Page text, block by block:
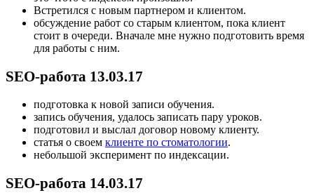
Встретился с новым партнером и клиентом.
обсуждение работ со старым клиентом, пока клиент
стоит в очереди. Вначале мне нужно подготовить время
для работы с ним.
SEO-работа 13.03.17
подготовка к новой записи обучения.
запись обучения, удалось записать пару уроков.
подготовил и выслал договор новому клиенту.
статья о своем клиенте по стоматологии.
небольшой эксперимент по индексации.
SEO-работа 14.03.17